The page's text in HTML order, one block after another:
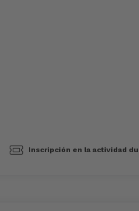
Inscripción en la actividad